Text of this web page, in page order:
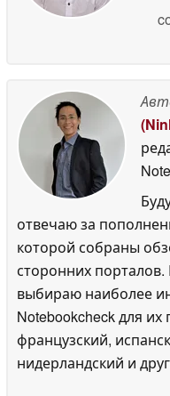
отвечаю за
которой собраны
сторонних
выбираю наиболее
Notebookcheck для
французский,
нидерландский и